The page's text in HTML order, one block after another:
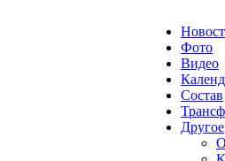
Фото
Видео
Состав
Другое